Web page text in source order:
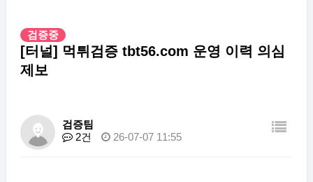
검증중
[터널] 먹튀검증 tbt56.com 운영 이력 의심
제보
검증팀
2건
26-07-07 11:55